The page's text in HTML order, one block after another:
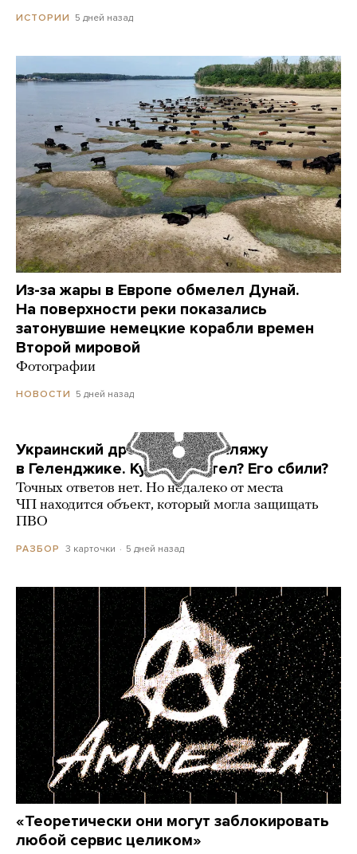
ИСТОРИИ 5 дней назад
Из-за жары в Европе обмелел Дунай.
На поверхности реки показались
затонувшие немецкие корабли времен
Второй мировой
Фотографии
НОВОСТИ 5 дней назад
Украинский дрон попал по пляжу
в Геленджике. Куда он летел? Его сбили?
Точных ответов нет. Но недалеко от места
ЧП находится объект, который могла защищать
ПВО
РАЗБОР 3 карточки 5 дней назад
«Теоретически они могут заблокировать
любой сервис целиком»